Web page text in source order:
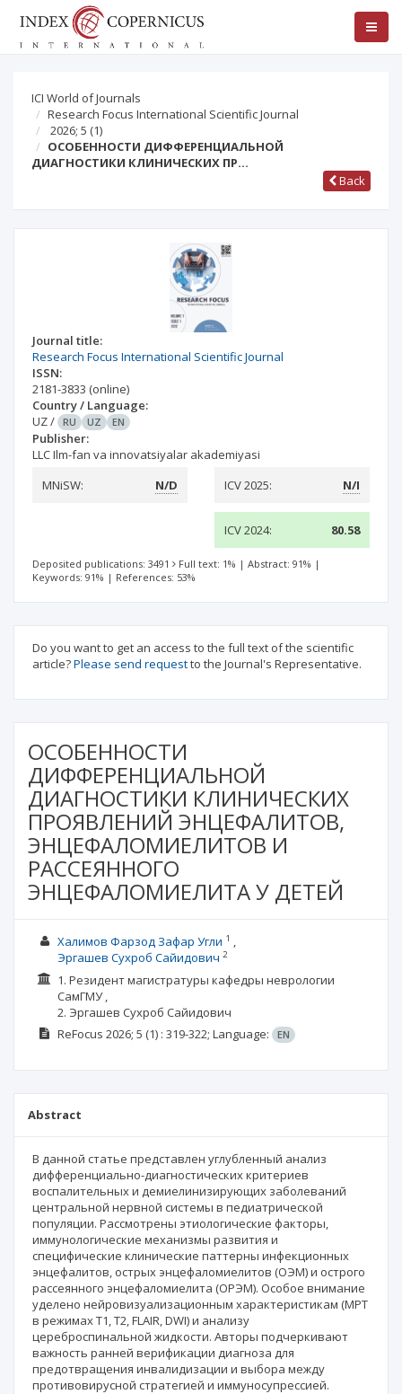
ICI World of Journals
Research Focus International Scientific Journal
2026; 5 (1)
ОСОБЕННОСТИ ДИФФЕРЕНЦИАЛЬНОЙ
ДИАГНОСТИКИ КЛИНИЧЕСКИХ ПР…
Back
Journal title:
Research Focus International Scientific Journal
ISSN:
2181-3833 (online)
Country / Language:
UZ/ RU UZ EN
Publisher:
LLC Ilm-fan va innovatsiyalar akademiyasi
MNiSW:
N/D ICV 2025: N/I
ICV 2024: 80.58
Deposited publications: 3491 Full text: 1% | Abstract: 91% |
Keywords: 91% | References: 53%
Do you want to get an access to the full text of the scientific
article?Please send requestto the Journal's Representative.
ОСОБЕННОСТИ
ДИФФЕРЕНЦИАЛЬНОЙ
ДИАГНОСТИКИ КЛИНИЧЕСКИХ
ПРОЯВЛЕНИЙ ЭНЦЕФАЛИТОВ,
ЭНЦЕФАЛОМИЕЛИТОВ И
РАССЕЯННОГО
ЭНЦЕФАЛОМИЕЛИТА У ДЕТЕЙ
Халимов Фарзод Зафар Угли 1
Эргашев Сухроб Сайидович 2
1. Резидент магистратуры кафедры неврологии
СамГМУ ,
2. Эргашев Сухроб Сайидович
ReFocus 2026; 5 (1) : 319-322; Language: EN
Abstract
В данной статье представлен углубленный анализ
дифференциально-диагностических критериев
воспалительных и демиелинизирующих заболеваний
центральной нервной системы в педиатрической
популяции. Рассмотрены этиологические факторы,
иммунологические механизмы развития и
специфические клинические паттерны инфекционных
энцефалитов, острых энцефаломиелитов (ОЭМ) и острого
рассеянного энцефаломиелита (ОРЭМ). Особое внимание
уделено нейровизуализационным характеристикам (МРТ
в режимах T1, T2, FLAIR, DWI) и анализу
цереброспинальной жидкости. Авторы подчеркивают
важность ранней верификации диагноза для
предотвращения инвалидизации и выбора между
противовирусной стратегией и иммуносупрессией.